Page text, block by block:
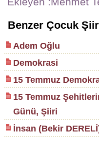
Benzer Çocuk
Adem Oğlu
Demokrasi
15 Temmuz
15 Temmuz
Günü, Şiiri
İnsan (Bekir